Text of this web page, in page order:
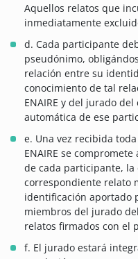
Aquellos relatos que
inmediatamente
d. Cada participante
pseudónimo,
relación entre su
conocimiento de tal
ENAIRE y del jurado
automática de ese
e. Una vez recibida
ENAIRE se
de cada participante, la
correspondiente relato
identificación aportado
miembros del jurado
relatos firmados con el
f. El jurado estará